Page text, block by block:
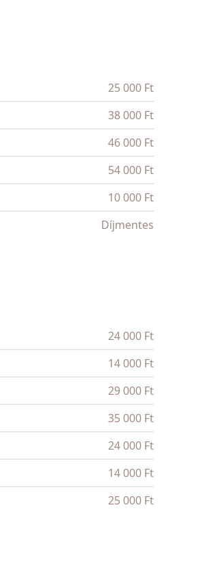
25 000 Ft
38 000 Ft
46 000 Ft
54 000 Ft
10 000 Ft
Díjmentes
24 000 Ft
14 000 Ft
29 000 Ft
35 000 Ft
24 000 Ft
14 000 Ft
25 000 Ft